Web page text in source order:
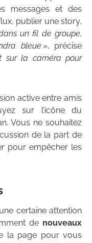
messages et des
publier une story,
un fil de groupe,
bleue », précise
sur la caméra pour
active entre amis
sur l’icône du
Vous ne souhaitez
de la part de
pour empêcher les
certaine attention
denouveaux
la page pour vous